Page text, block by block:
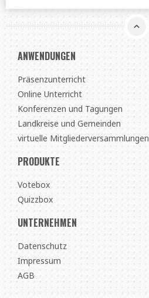
ANWENDUNGEN
Präsenzunterricht
Online Unterricht
Konferenzen und Tagungen
Landkreise und Gemeinden
virtuelle Mitgliederversammlungen
PRODUKTE
Votebox
Quizzbox
UNTERNEHMEN
Datenschutz
Impressum
AGB